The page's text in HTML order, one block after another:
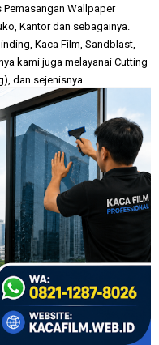
Wallpaper
Kantor dan sebagainya.
Kaca Film, Sandblast,
kami juga melayanai Cutting
dan sejenisnya.